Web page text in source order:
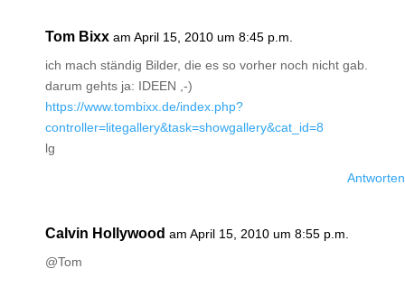
Tom Bixx am April 15, 2010 um 8:45 p.m.
ich mach ständig Bilder, die es so vorher noch nicht gab.
darum gehts ja: IDEEN ,-)
https://www.tombixx.de/index.php?
controller=litegallery&task=showgallery&cat_id=8
lg
Antworten
Calvin Hollywood am April 15, 2010 um 8:55 p.m.
@Tom